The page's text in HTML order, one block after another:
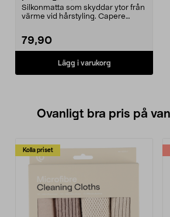
Silkonmatta som skyddar ytor från
värme vid hårstyling. Capere
79,90
Lägg i varukorg
Ovanligt bra pris på
Kolla priset